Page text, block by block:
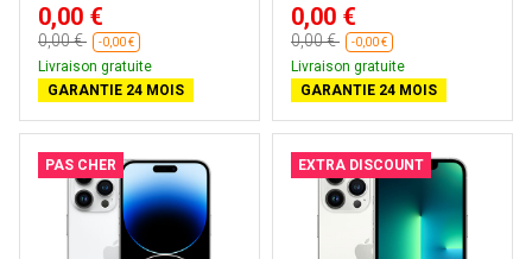
0,00 €
0,00 € -0,00 €
Livraison gratuite
GARANTIE 24 MOIS
0,00 €
0,00 € -0,00 €
Livraison gratuite
GARANTIE 24 MOIS
PAS CHER EXTRA DISCOUNT